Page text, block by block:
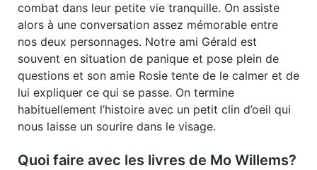
combat dans leur petite vie tranquille. On assiste
alors à une conversation assez mémorable entre
nos deux personnages. Notre ami Gérald est
souvent en situation de panique et pose plein de
questions et son amie Rosie tente de le calmer et de
lui expliquer ce qui se passe. On termine
habituellement l’histoire avec un petit clin d’oeil qui
nous laisse un sourire dans le visage.
Quoi faire avec les livres de Mo Willems?